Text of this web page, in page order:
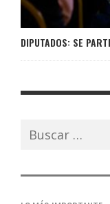
DIPUTADOS: SE
Buscar: